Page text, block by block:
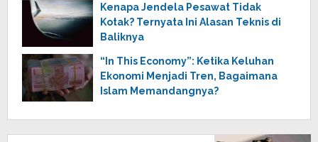
Kenapa Jendela Pesawat Tidak
Kotak? Ternyata Ini Alasan Teknis di
Baliknya
“In This Economy”: Ketika Keluhan
Ekonomi Menjadi Tren, Bagaimana
Islam Memandangnya?